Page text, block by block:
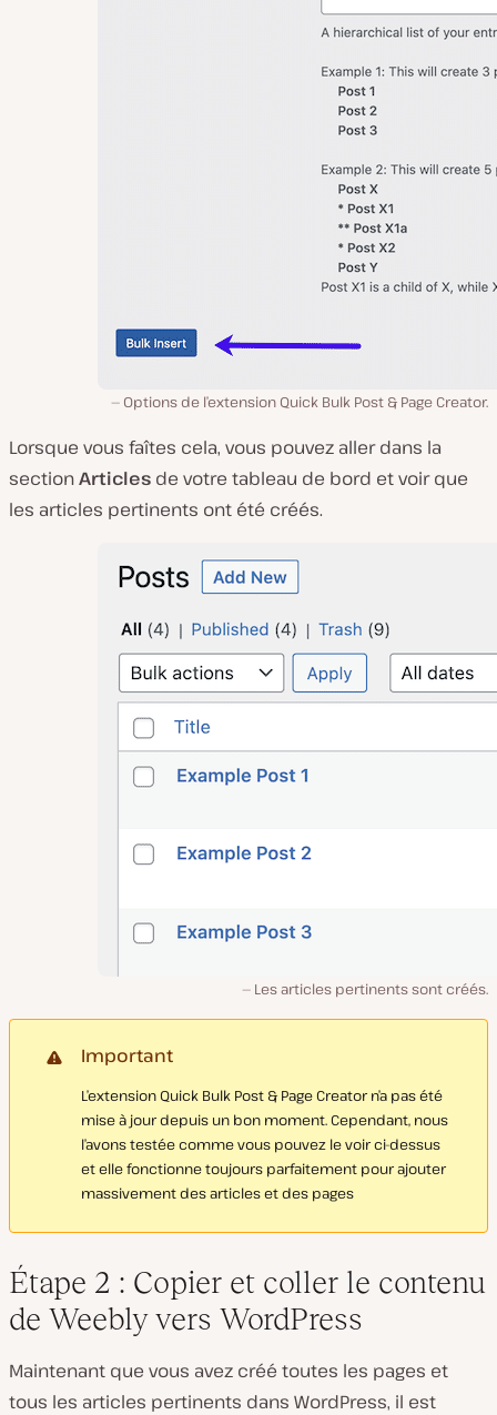
Options de l’extension Quick Bulk Post & Page Creator.
Lorsque vous faîtes cela, vous pouvez aller dans la
sectionArticles de votre tableau de bord et voir que
les articles pertinents ont été créés.
Les articles pertinents sont créés.
Important
L’extension Quick Bulk Post & Page Creator n’a pas été
mise à jour depuis un bon moment. Cependant, nous
l’avons testée comme vous pouvez le voir ci-dessus
et elle fonctionne toujours parfaitement pour ajouter
massivement des articles et des pages
Étape 2 : Copier et coller le contenu
de Weebly vers WordPress
Maintenant que vous avez créé toutes les pages et
tous les articles pertinents dans WordPress, il est